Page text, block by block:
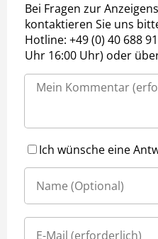
Bei Fragen zur
kontaktieren Sie uns
Hotline: +49 (0) 40 688
Uhr 16:00 Uhr) oder
Ich wünsche eine